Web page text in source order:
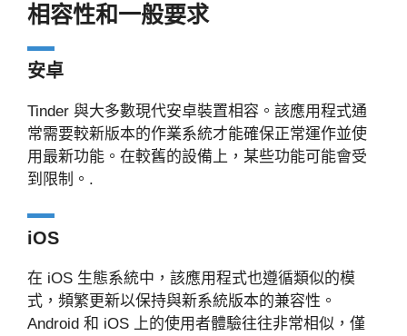
相容性和一般要求
安卓
Tinder 與大多數現代安卓裝置相容。該應用程式通
常需要較新版本的作業系統才能確保正常運作並使
用最新功能。在較舊的設備上，某些功能可能會受
到限制。.
iOS
在 iOS 生態系統中，該應用程式也遵循類似的模
式，頻繁更新以保持與新系統版本的兼容性。
Android 和 iOS 上的使用者體驗往往非常相似，僅